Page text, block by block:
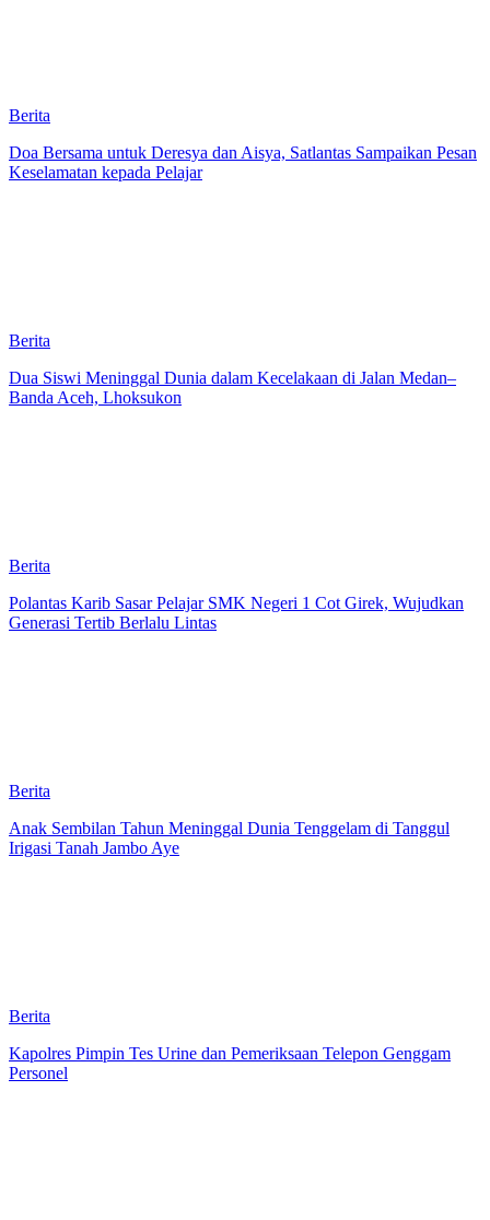
Berita
Doa Bersama untuk Deresya dan Aisya, Satlantas Sampaikan Pesan
Keselamatan kepada Pelajar
Berita
Dua Siswi Meninggal Dunia dalam Kecelakaan di Jalan Medan–
Banda Aceh, Lhoksukon
Berita
Polantas Karib Sasar Pelajar SMK Negeri 1 Cot Girek, Wujudkan
Generasi Tertib Berlalu Lintas
Berita
Anak Sembilan Tahun Meninggal Dunia Tenggelam di Tanggul
Irigasi Tanah Jambo Aye
Berita
Kapolres Pimpin Tes Urine dan Pemeriksaan Telepon Genggam
Personel